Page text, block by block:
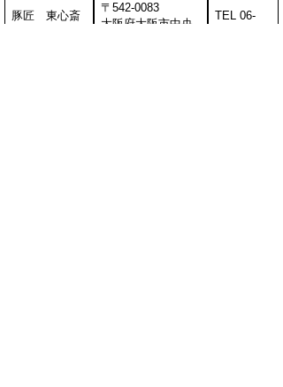
豚匠 東心斎
〒542-0083
大阪府大阪市中央
TEL 06-